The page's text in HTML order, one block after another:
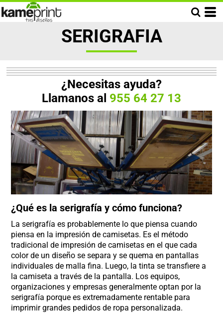
SERIGRAFIA
¿Necesitas ayuda?
Llamanos al 955 64 27 13
¿Qué es la serigrafía y cómo funciona?
La serigrafía es probablemente lo que piensa cuando
piensa en la impresión de camisetas. Es el método
tradicional de impresión de camisetas en el que cada
color de un diseño se separa y se quema en pantallas
individuales de malla fina. Luego, la tinta se transfiere a
la camiseta a través de la pantalla. Los equipos,
organizaciones y empresas generalmente optan por la
serigrafía porque es extremadamente rentable para
imprimir grandes pedidos de ropa personalizada.